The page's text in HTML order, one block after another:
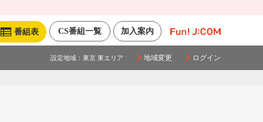
加入案内
CS番組一覧
番組表
設定地域： 東京 東エリア 地域変更 ログイン